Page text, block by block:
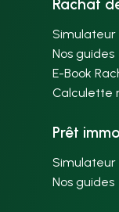
Rachat
Nos guides
E-Book
Calculette
Prêt
Nos guides